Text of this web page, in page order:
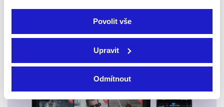
Povolit vše
Upravit
Odmítnout
Smart TV - Android, Google, Samsung, LG, VIDAA